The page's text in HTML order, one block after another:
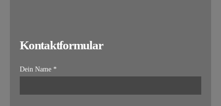
Kontaktformular
Dein Name *